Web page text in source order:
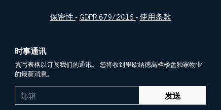
保密性-GDPR 679/2016-使用条款
时事通讯
填写表格以订阅我们的通讯。 您将收到里欧纳德高档楼盘独家物业
的最新消息。
发送